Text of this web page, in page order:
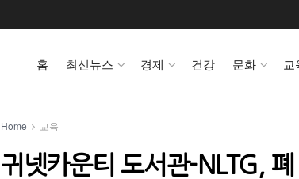
홈 최신뉴스 경제 건강 문화 교
Home 교육
귀넷카운티 도서관-NLTG,